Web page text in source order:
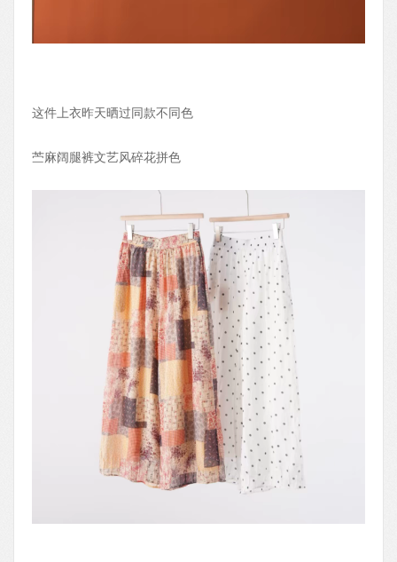
这件上衣昨天晒过同款不同色
苎麻阔腿裤文艺风碎花拼色